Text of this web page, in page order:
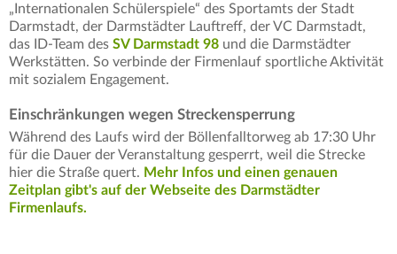
„Internationalen Schülerspiele“ des Sportamts der Stadt
Darmstadt, der Darmstädter Lauftreff, der VC Darmstadt,
das ID-Team des SV Darmstadt 98 und die Darmstädter
Werkstätten. So verbinde der Firmenlauf sportliche Aktivität
mit sozialem Engagement.
Einschränkungen wegen Streckensperrung
Während des Laufs wird der Böllenfalltorweg ab 17:30 Uhr
für die Dauer der Veranstaltung gesperrt, weil die Strecke
hier die Straße quert. Mehr Infos und einen genauen
Zeitplan gibt's auf der Webseite des Darmstädter
Firmenlaufs.